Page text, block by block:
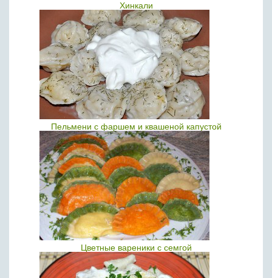
Хинкали
Пельмени с фаршем и квашеной капустой
Цветные вареники с семгой